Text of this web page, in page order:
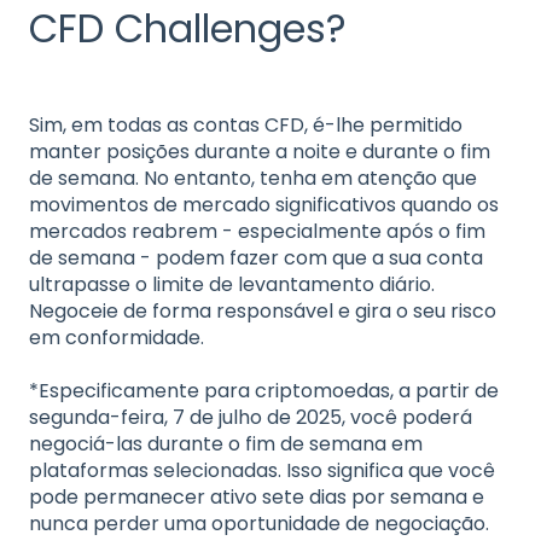
CFD Challenges?
Sim, em todas as contas CFD, é-lhe permitido
manter posições durante a noite e durante o fim
de semana. No entanto, tenha em atenção que
movimentos de mercado significativos quando os
mercados reabrem - especialmente após o fim
de semana - podem fazer com que a sua conta
ultrapasse o limite de levantamento diário.
Negoceie de forma responsável e gira o seu risco
em conformidade.
*Especificamente para criptomoedas, a partir de
segunda-feira, 7 de julho de 2025, você poderá
negociá-las durante o fim de semana em
plataformas selecionadas. Isso significa que você
pode permanecer ativo sete dias por semana e
nunca perder uma oportunidade de negociação.